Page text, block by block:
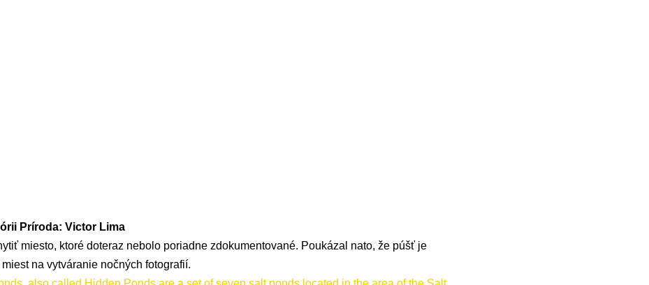
Príroda: Victor Lima
miesto, ktoré doteraz nebolo poriadne zdokumentované. Poukázal nato, že púšť je
na vytváranie nočných fotografií.